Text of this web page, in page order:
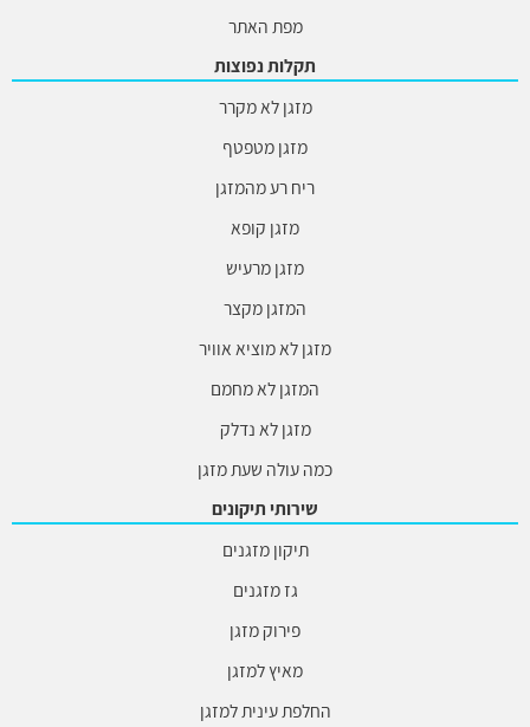
מפת האתר
תקלות נפוצות
מזגן לא מקרר
מזגן מטפטף
ריח רע מהמזגן
מזגן קופא
מזגן מרעיש
המזגן מקצר
מזגן לא מוציא אוויר
המזגן לא מחמם
מזגן לא נדלק
כמה עולה שעת מזגן
שירותי תיקונים
תיקון מזגנים
גז מזגנים
פירוק מזגן
מאיץ למזגן
החלפת עינית למזגן